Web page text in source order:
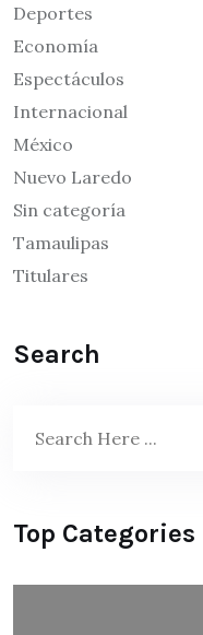
Deportes
Economía
Espectáculos
Internacional
México
Nuevo Laredo
Sin categoría
Tamaulipas
Titulares
Search
Top Categories